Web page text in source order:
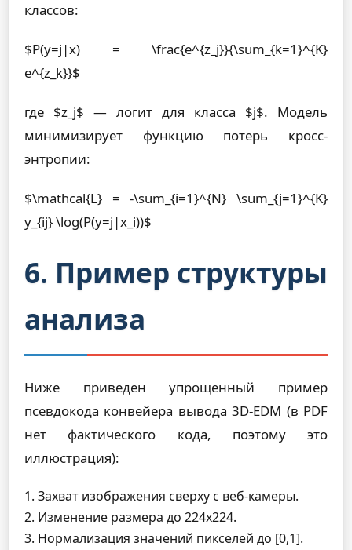
классов:
$P(y=j|x) = \frac{e^{z_j}}{\sum_{k=1}^{K}
e^{z_k}}$
где $z_j$ — логит для класса $j$. Модель
минимизирует функцию потерь кросс-
энтропии:
$\mathcal{L} = -\sum_{i=1}^{N} \sum_{j=1}^{K}
y_{ij} \log(P(y=j|x_i))$
6. Пример структуры
анализа
Ниже приведен упрощенный пример
псевдокода конвейера вывода 3D-EDM (в PDF
нет фактического кода, поэтому это
иллюстрация):
1. Захват изображения сверху с веб-камеры.
2. Изменение размера до 224x224.
3. Нормализация значений пикселей до [0,1].